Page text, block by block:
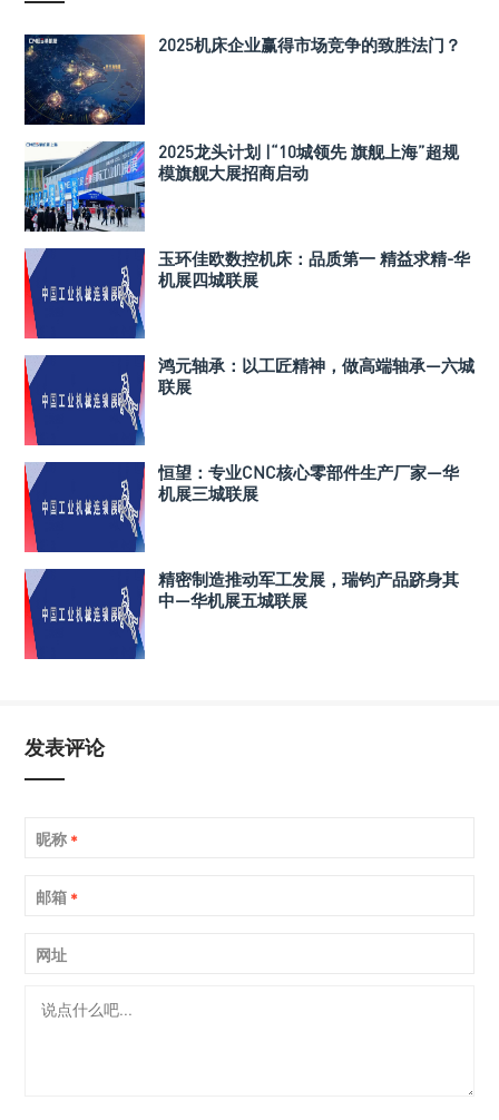
2025机床企业赢得市场竞争的致胜法门？
2025龙头计划 |“10城领先 旗舰上海”超规
模旗舰大展招商启动
玉环佳欧数控机床：品质第一 精益求精-华
机展四城联展
鸿元轴承：以工匠精神，做高端轴承—六城
联展
恒望：专业CNC核心零部件生产厂家—华
机展三城联展
精密制造推动军工发展，瑞钧产品跻身其
中—华机展五城联展
发表评论
昵称 *
邮箱 *
网址